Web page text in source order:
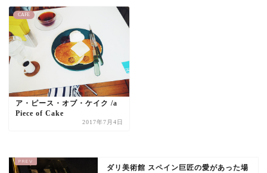
CAFE
ア・ピース・オブ・ケイク /a
Piece of Cake
2017年7月4日
ダリ美術館 スペイン巨匠の愛があった場